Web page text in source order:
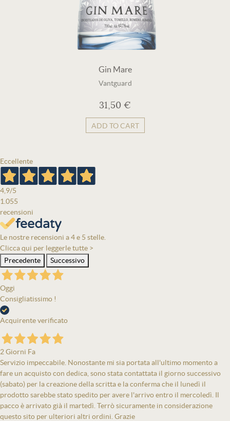
Gin Mare
Vantguard
31,50 €
ADD TO CART
Eccellente
4,9/5
1.055
recensioni
Le nostre recensioni a 4 e 5 stelle.
Clicca qui per leggerle tutte >
Precedente
Successivo
Oggi
Consigliatissimo !
Acquirente verificato
2 Giorni Fa
Servizio impeccabile. Nonostante mi sia portata all'ultimo momento a
fare un acquisto con dedica, sono stata contattata il giorno successivo
(sabato) per la creazione della scritta e la conferma che il lunedì il
prodotto sarebbe stato spedito per avere l'arrivo entro il mercoledì. Il
pacco è arrivato già il martedì. Terrò sicuramente in considerazione
questo sito per ulteriori altri ordini. Grazie